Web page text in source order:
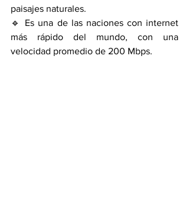
paisajes naturales.
🔹 Es una de las naciones con internet
más rápido del mundo, con una
velocidad promedio de 200 Mbps.